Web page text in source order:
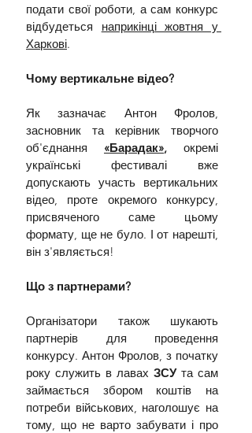
подати свої роботи, а сам конкурс
відбудеться наприкінці жовтня у
Харкові.
Чому вертикальне відео?
Як зазначає Антон Фролов,
засновник та керівник творчого
об'єднання «Барадак», окремі
українські фестивалі вже
допускають участь вертикальних
відео, проте окремого конкурсу,
присвяченого саме цьому
формату, ще не було. І от нарешті,
він з'являється!
Що з партнерами?
Організатори також шукають
партнерів для проведення
конкурсу. Антон Фролов, з початку
року служить в лавах ЗСУ та сам
займається збором коштів на
потреби військових, наголошує на
тому, що не варто забувати і про